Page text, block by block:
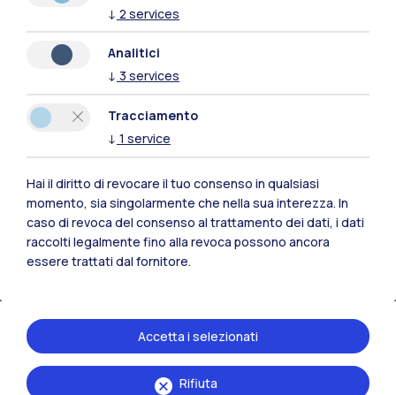
26 febbraio 2026
Sospensione della attività didattiche
durante le sessioni di Laurea e Laurea
Magistrale
Leggi
↓ 2 services
Analitici
↓ 3 services
Tracciamento
↓ 1 service
Hai il diritto di revocare il tuo consenso in qualsiasi
momento, sia singolarmente che nella sua interezza. In
caso di revoca del consenso al trattamento dei dati, i dati
raccolti legalmente fino alla revoca possono ancora
essere trattati dal fornitore.
Rifiuta
Accetta i selezionati